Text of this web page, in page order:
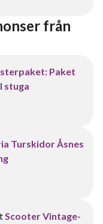
från
Paket
stuga
Turskidor Åsnes
Scooter Vintage-